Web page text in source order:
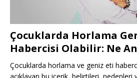
Çocuklarda Horlama
Habercisi Olabilir: Ne
Çocuklarda horlama ve geniz eti